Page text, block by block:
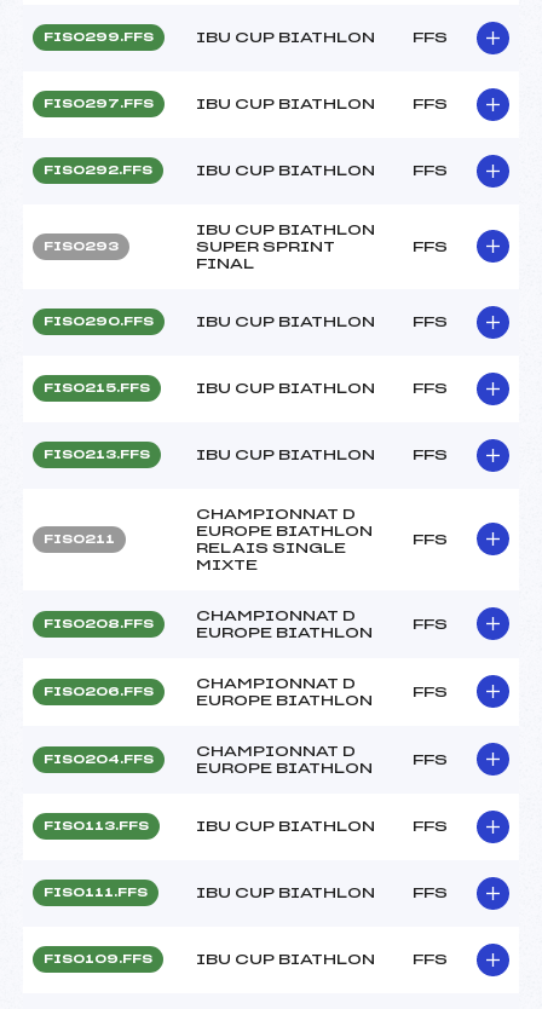
FIS0299.FFS IBU CUP BIATHLON FFS
FIS0297.FFS IBU CUP BIATHLON FFS
FIS0292.FFS IBU CUP BIATHLON FFS
FIS0293
IBU CUP BIATHLON
SUPER SPRINT
FINAL
FFS
FIS0290.FFS IBU CUP BIATHLON FFS
FIS0215.FFS IBU CUP BIATHLON FFS
FIS0213.FFS IBU CUP BIATHLON FFS
FIS0211
CHAMPIONNAT D
EUROPE BIATHLON
RELAIS SINGLE
MIXTE
FFS
FIS0208.FFS
CHAMPIONNAT D
EUROPE BIATHLON
FFS
FIS0206.FFS
CHAMPIONNAT D
EUROPE BIATHLON
FFS
FIS0204.FFS
CHAMPIONNAT D
EUROPE BIATHLON
FFS
FIS0113.FFS IBU CUP BIATHLON FFS
FIS0111.FFS IBU CUP BIATHLON FFS
FIS0109.FFS IBU CUP BIATHLON FFS